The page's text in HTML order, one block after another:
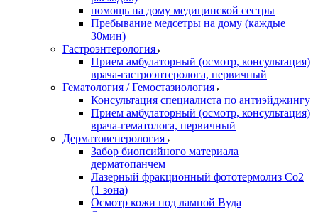
помощь на дому медицинской сестры
Пребывание медсетры на дому (каждые
30мин)
Гастроэнтерология
Прием амбулаторный (осмотр, консультация)
врача-гастроэнтеролога, первичный
Гематология / Гемостазиология
Консультация специалиста по антиэйджингу
Прием амбулаторный (осмотр, консультация)
врача-гематолога, первичный
Дерматовенерология
Забор биопсийного материала
дерматопанчем
Лазерный фракционный фототермолиз Со2
(1 зона)
Осмотр кожи под лампой Вуда